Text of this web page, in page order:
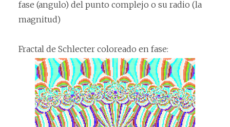
fase (angulo) del punto complejo o su radio (la
magnitud)
Fractal de Schlecter coloreado en fase: